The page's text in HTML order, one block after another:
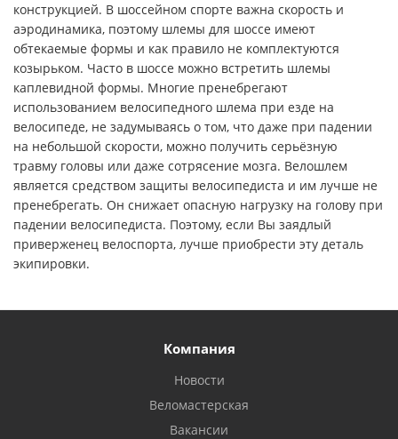
конструкцией. В шоссейном спорте важна скорость и
аэродинамика, поэтому шлемы для шоссе имеют
обтекаемые формы и как правило не комплектуются
козырьком. Часто в шоссе можно встретить шлемы
каплевидной формы. Многие пренебрегают
использованием велосипедного шлема при езде на
велосипеде, не задумываясь о том, что даже при падении
на небольшой скорости, можно получить серьёзную
травму головы или даже сотрясение мозга. Велошлем
является средством защиты велосипедиста и им лучше не
пренебрегать. Он снижает опасную нагрузку на голову при
падении велосипедиста. Поэтому, если Вы заядлый
приверженец велоспорта, лучше приобрести эту деталь
экипировки.
Компания
Новости
Веломастерская
Вакансии